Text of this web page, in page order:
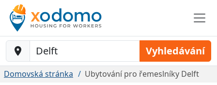
Baustelle-Location Vyhledávání
Domovská stránka Ubytování pro řemeslníky Delft